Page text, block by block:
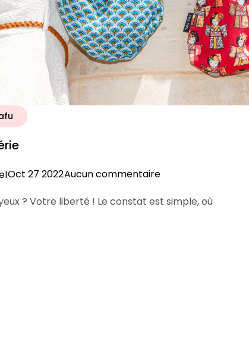
Oct 27 2022Aucun commentaire
? Votre liberté ! Le constat est simple, où